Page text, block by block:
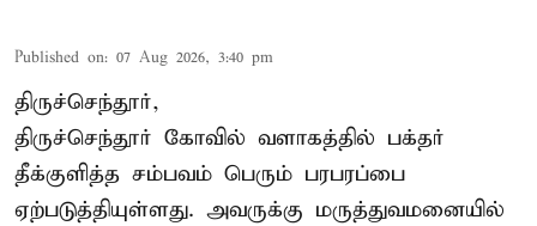
Published on: 07 Aug 2026, 3:40 pm
திருச்செந்தூர்,
திருச்செந்தூர் கோவில் வளாகத்தில் பக்தர்
தீக்குளித்த சம்பவம் பெரும் பரபரப்பை
ஏற்படுத்தியுள்ளது. அவருக்கு மருத்துவமனையில்